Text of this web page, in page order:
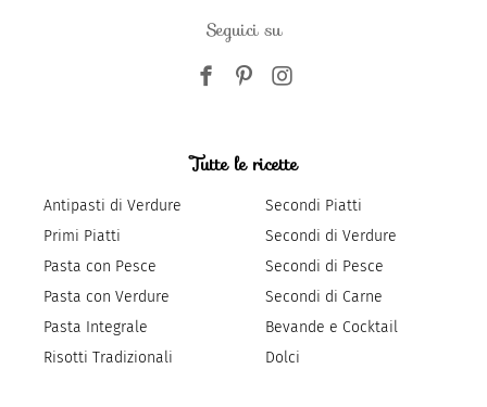
Seguici su
Tutte le ricette
Antipasti di Verdure
Primi Piatti
Pasta con Pesce
Pasta con Verdure
Pasta Integrale
Risotti Tradizionali
Secondi Piatti
Secondi di Verdure
Secondi di Pesce
Secondi di Carne
Bevande e Cocktail
Dolci